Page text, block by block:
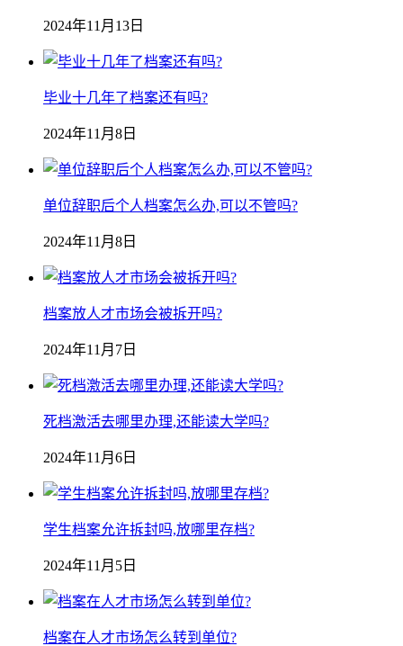
2024年11月13日
毕业十几年了档案还有吗?
2024年11月8日
单位辞职后个人档案怎么办,可以不管吗?
2024年11月8日
档案放人才市场会被拆开吗?
2024年11月7日
死档激活去哪里办理,还能读大学吗?
2024年11月6日
学生档案允许拆封吗,放哪里存档?
2024年11月5日
档案在人才市场怎么转到单位?